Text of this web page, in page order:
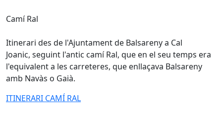
Camí Ral
Itinerari des de l'Ajuntament de Balsareny a Cal
Joanic, seguint l'antic camí Ral, que en el seu temps era
l'equivalent a les carreteres, que enllaçava Balsareny
amb Navàs o Gaià.
ITINERARI CAMÍ RAL